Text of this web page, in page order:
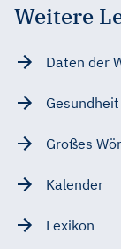
Weitere
Daten der
Großes
Kalender
Lexikon